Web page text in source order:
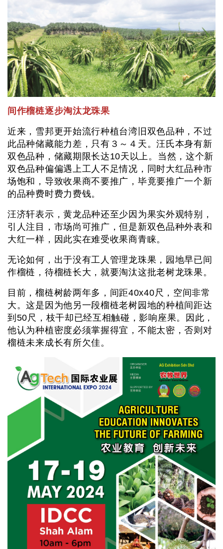
间作榴梿逐步淘汰龙珠果
近来，雪邦更开始流行种植台湾旧双色品种，不过
此品种储藏能力差，只有３～４天。汪氏本身有新
双色品种，储藏期限长达10天以上。当然，这个新
双色品种偏偏遇上工人不足情况，同时大红品种市
场饱和，导致收果商不要推广，毕竟要推广一个新
的品种费时费力费钱。
汪济轩表示，黄龙品种还至少因为果实外观特别，
引人注目，市场尚可推广，但是新双色品种外表和
大红一样，因此实在难受收果商青睐。
无论如何，出于没有工人管理龙珠果，园地早已间
作榴梿，待榴梿长大，就要淘汰这批老树龙珠果。
目前，榴梿树龄两年多，间距40x40尺，空间非常
大。这是因为他另一段榴梿老树园地的种植间距达
到50尺，枝干却已经互相触碰，影响座果。因此，
他认为种植密度必须掌握得宜，不能太密，否则对
榴梿未来成长有所欠佳。